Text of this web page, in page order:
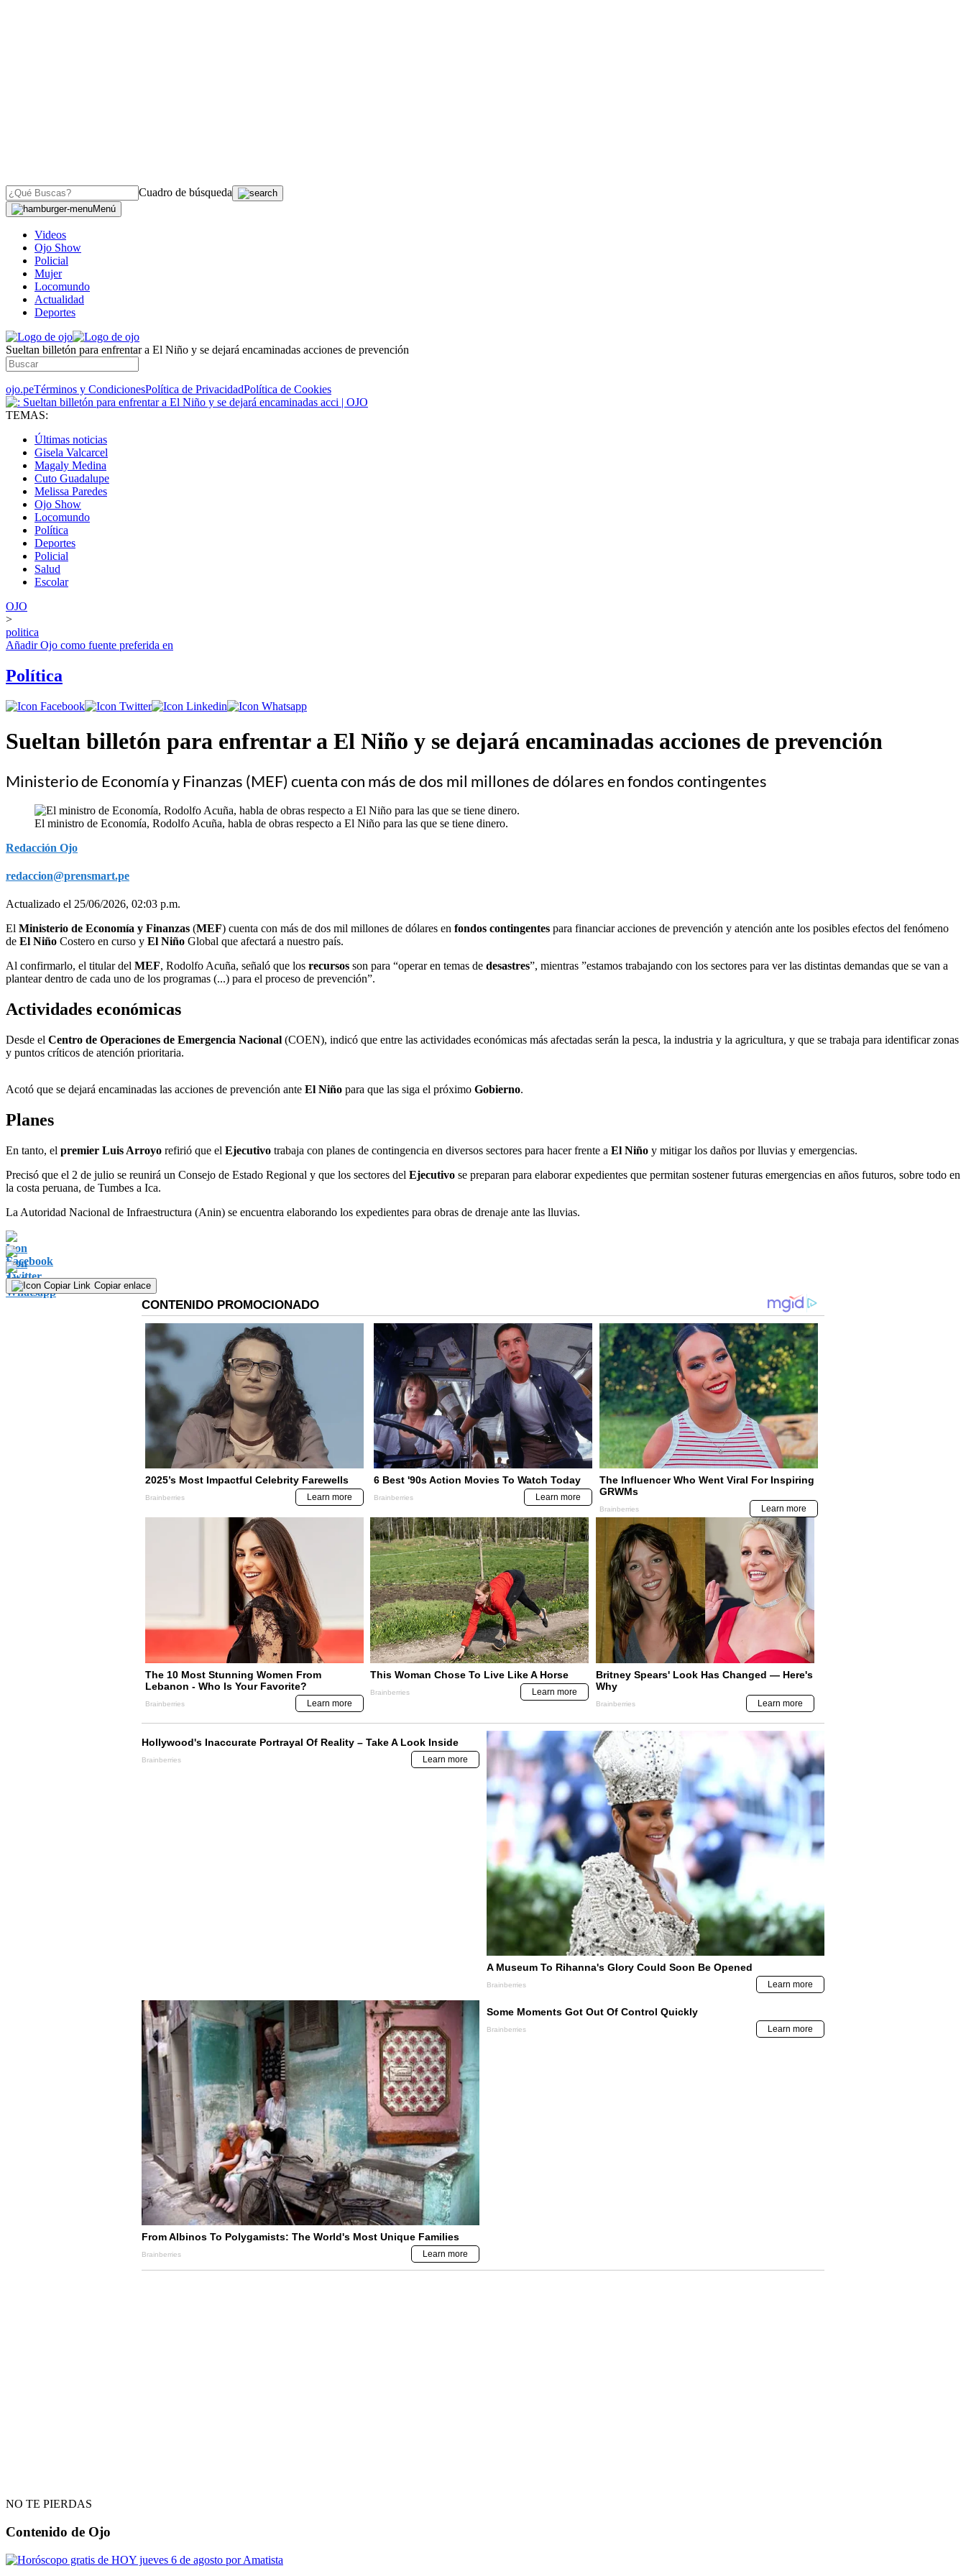
Cuadro de búsqueda
Menú
Videos
Ojo Show
Policial
Mujer
Locomundo
Actualidad
Deportes
Sueltan billetón para enfrentar a El Niño y se dejará encaminadas acciones de prevención
ojo.peTérminos y CondicionesPolítica de PrivacidadPolítica de Cookies
TEMAS:
Últimas noticias
Gisela Valcarcel
Magaly Medina
Cuto Guadalupe
Melissa Paredes
Ojo Show
Locomundo
Política
Deportes
Policial
Salud
Escolar
OJO
>
politica
AñadirOjo como fuente preferida en
Política
Sueltan billetón para enfrentar a El Niño y se dejará encaminadas acciones de prevención
Ministerio de Economía y Finanzas (MEF) cuenta con más de dos mil millones de dólares en fondos contingentes
El ministro de Economía, Rodolfo Acuña, habla de obras respecto a El Niño para las que se tiene dinero.
Redacción Ojo
redaccion@prensmart.pe
Actualizado el 25/06/2026, 02:03 p.m.
El Ministerio de Economía y Finanzas (MEF) cuenta con más de dos mil millones de dólares en fondos contingentes para financiar acciones de prevención y atención ante los posibles efectos del fenómeno
de El Niño Costero en curso y El Niño Global que afectará a nuestro país.
Al confirmarlo, el titular del MEF, Rodolfo Acuña, señaló que los recursos son para “operar en temas de desastres”, mientras ”estamos trabajando con los sectores para ver las distintas demandas que se van a
plantear dentro de cada uno de los programas (...) para el proceso de prevención”.
Actividades económicas
Desde el Centro de Operaciones de Emergencia Nacional (COEN), indicó que entre las actividades económicas más afectadas serán la pesca, la industria y la agricultura, y que se trabaja para identificar zonas
y puntos críticos de atención prioritaria.
Acotó que se dejará encaminadas las acciones de prevención ante El Niño para que las siga el próximo Gobierno.
Planes
En tanto, el premier Luis Arroyo refirió que el Ejecutivo trabaja con planes de contingencia en diversos sectores para hacer frente a El Niño y mitigar los daños por lluvias y emergencias.
Precisó que el 2 de julio se reunirá un Consejo de Estado Regional y que los sectores del Ejecutivo se preparan para elaborar expedientes que permitan sostener futuras emergencias en años futuros, sobre todo en
la costa peruana, de Tumbes a Ica.
La Autoridad Nacional de Infraestructura (Anin) se encuentra elaborando los expedientes para obras de drenaje ante las lluvias.
Copiar enlace
NO TE PIERDAS
Contenido de Ojo